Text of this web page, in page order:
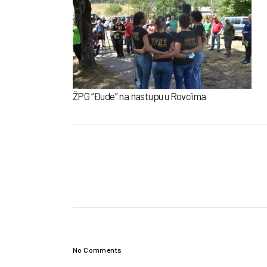
ŽPG “Đude” na nastupu u Rovcima
No Comments